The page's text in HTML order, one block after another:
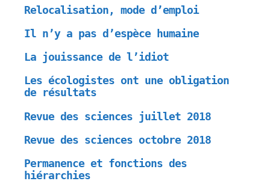
Relocalisation, mode d’emploi
Il n’y a pas d’espèce humaine
La jouissance de l’idiot
Les écologistes ont une obligation
de résultats
Revue des sciences juillet 2018
Revue des sciences octobre 2018
Permanence et fonctions des
hiérarchies